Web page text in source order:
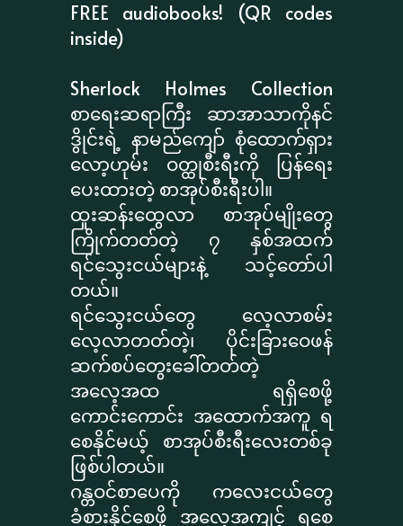
FREE audiobooks! (QR codes
inside)
Sherlock Holmes Collection
စာရေးဆရာကြီး ဆာအာသာကိုနင်
ဒွိုင်းရဲ့ နာမည်ကျော် စုံထောက်ရှား
လော့ဟုမ်း ဝတ္ထုစီးရီးကို ပြန်ရေး
ပေးထားတဲ့ စာအုပ်စီးရီးပါ။
ထူးဆန်းထွေလာ စာအုပ်မျိုးတွေ
ကြိုက်တတ်တဲ့ ၇ နှစ်အထက်
ရင်သွေးငယ်များနဲ့ သင့်တော်ပါ
တယ်။
ရင်သွေးငယ်တွေ လေ့လာစမ်း
လေ့လာတတ်တဲ့၊ ပိုင်းခြားဝေဖန်
ဆက်စပ်တွေးခေါ်တတ်တဲ့
အလေ့အထ ရရှိစေဖို့
ကောင်းကောင်း အထောက်အကူ ရ
စေနိုင်မယ့် စာအုပ်စီးရီးလေးတစ်ခု
ဖြစ်ပါတယ်။
ဂန္တဝင်စာပေကို ကလေးငယ်တွေ
ခံစားနိုင်စေဖို့ အလေ့အကျင့် ရစေ